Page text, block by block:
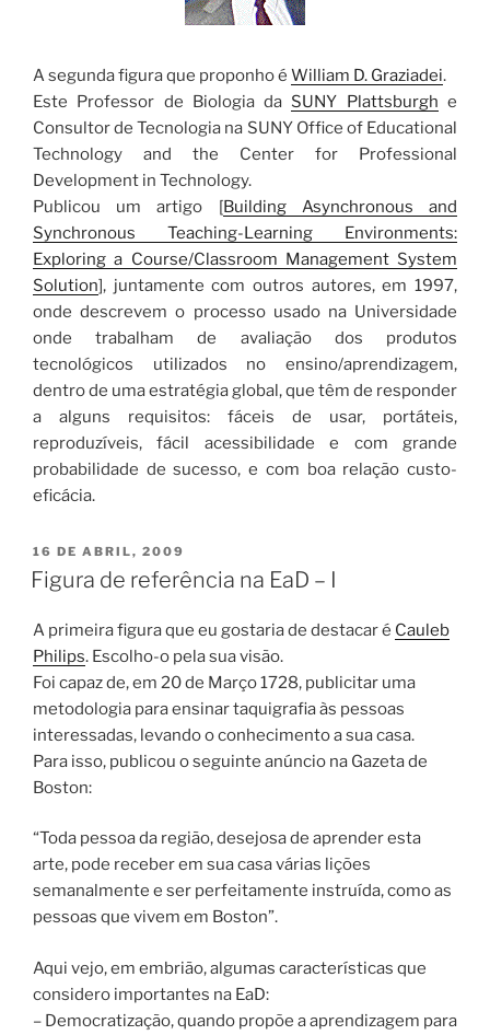
A segunda figura que proponho é William D. Graziadei.
Este Professor de Biologia da SUNY Plattsburgh e
Consultor de Tecnologia na SUNY Office of Educational
Technology and the Center for Professional
Development in Technology.
Publicou um artigo [Building Asynchronous and
Synchronous Teaching-Learning Environments:
Exploring a Course/Classroom Management System
Solution], juntamente com outros autores, em 1997,
onde descrevem o processo usado na Universidade
onde trabalham de avaliação dos produtos
tecnológicos utilizados no ensino/aprendizagem,
dentro de uma estratégia global, que têm de responder
a alguns requisitos: fáceis de usar, portáteis,
reproduzíveis, fácil acessibilidade e com grande
probabilidade de sucesso, e com boa relação custo-
eficácia.
PUBLICADO
EM
16 DE ABRIL, 2009
Figura de referência na EaD – I
A primeira figura que eu gostaria de destacar é Cauleb
Philips. Escolho-o pela sua visão.
Foi capaz de, em 20 de Março 1728, publicitar uma
metodologia para ensinar taquigrafia às pessoas
interessadas, levando o conhecimento a sua casa.
Para isso, publicou o seguinte anúncio na Gazeta de
Boston:
“Toda pessoa da região, desejosa de aprender esta
arte, pode receber em sua casa várias lições
semanalmente e ser perfeitamente instruída, como as
pessoas que vivem em Boston”.
Aqui vejo, em embrião, algumas características que
considero importantes na EaD:
– Democratização, quando propõe a aprendizagem para